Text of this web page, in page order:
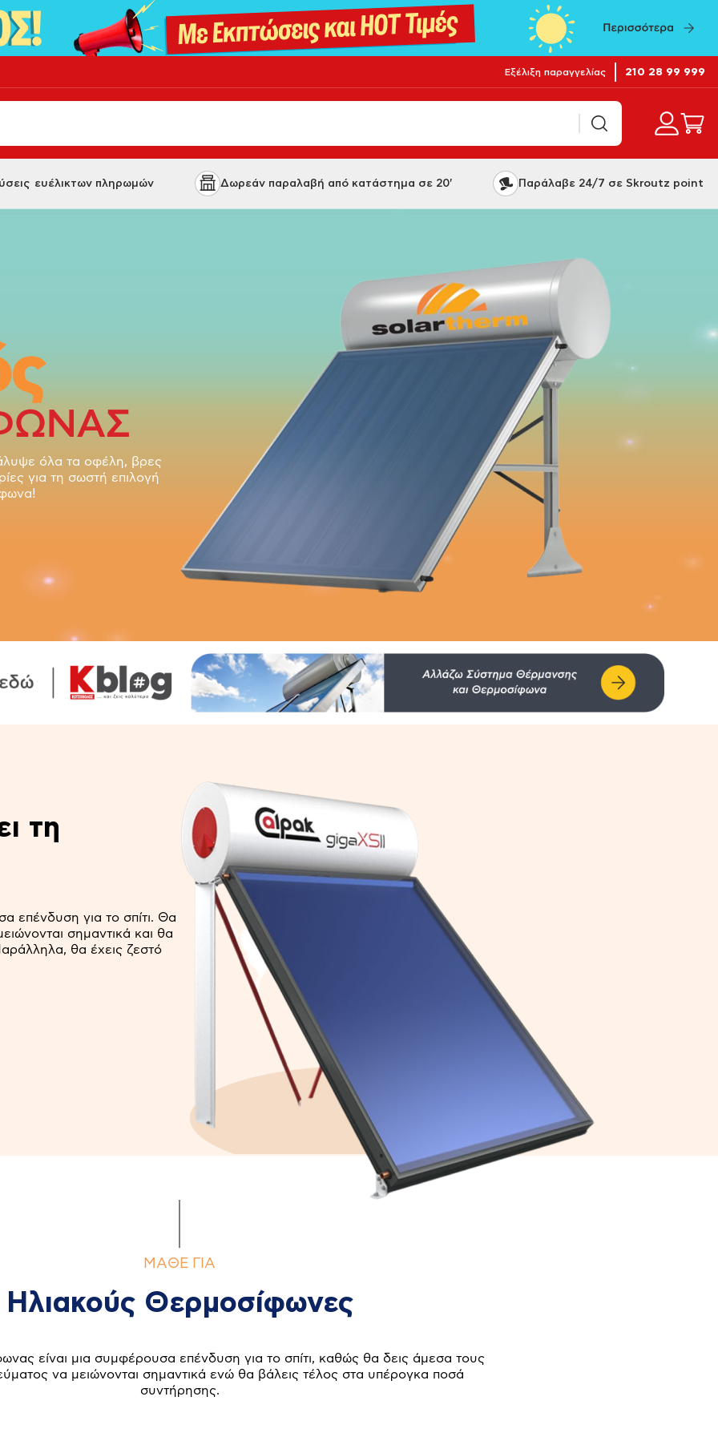
Εξέλιξη παραγγελίας 210 28 99 999
ευέλικτων πληρωμών Δωρεάν παραλαβή από κατάστημα σε 20' Παράλαβε 24/7 σε Skroutz point
όλα τα οφέλη, βρες
για τη σωστή επιλογή
τη
επένδυση για το σπίτι. Θα
σημαντικά και θα
θα έχεις ζεστό
MAΘΕ ΓΙΑ
Ηλιακούς Θερμοσίφωνες
είναι μια συμφέρουσα επένδυση για το σπίτι, καθώς θα δεις άμεσα τους
να μειώνονται σημαντικά ενώ θα βάλεις τέλος στα υπέρογκα ποσά
συντήρησης.